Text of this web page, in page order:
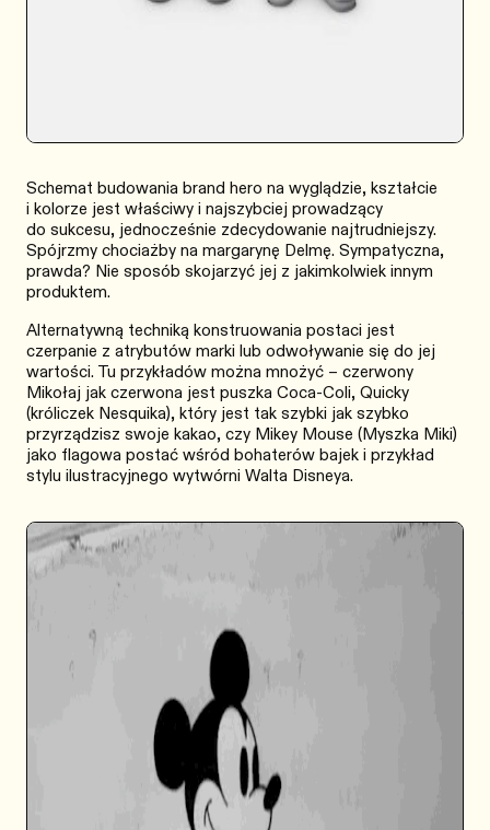
Schemat budowania brand hero na wyglądzie, kształcie
i kolorze jest właściwy i najszybciej prowadzący
do sukcesu, jednocześnie zdecydowanie najtrudniejszy.
Spójrzmy chociażby na margarynę Delmę. Sympatyczna,
prawda? Nie sposób skojarzyć jej z jakimkolwiek innym
produktem.
Alternatywną techniką konstruowania postaci jest
czerpanie z atrybutów marki lub odwoływanie się do jej
wartości. Tu przykładów można mnożyć – czerwony
Mikołaj jak czerwona jest puszka Coca-Coli, Quicky
(króliczek Nesquika), który jest tak szybki jak szybko
przyrządzisz swoje kakao, czy Mikey Mouse (Myszka Miki)
jako flagowa postać wśród bohaterów bajek i przykład
stylu ilustracyjnego wytwórni Walta Disneya.